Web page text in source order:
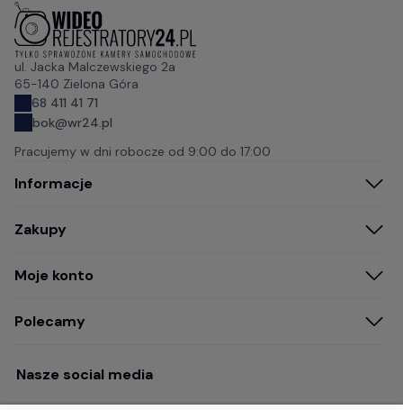
ul. Jacka Malczewskiego 2a
65-140 Zielona Góra
68 411 41 71
bok@wr24.pl
Pracujemy w dni robocze od 9:00 do 17:00
Informacje
Zakupy
Moje konto
Polecamy
Nasze social media